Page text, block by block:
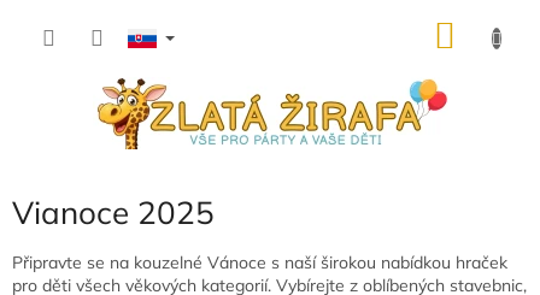
Vianoce 2025
Připravte se na kouzelné Vánoce s naší širokou nabídkou hraček
pro děti všech věkových kategorií. Vybírejte z oblíbených stavebnic,